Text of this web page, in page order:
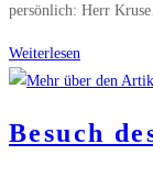
persönlich: Herr
Weiterlesen
der
Bosco-
Besuch